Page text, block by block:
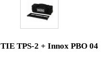
TIE TPS-2 + Innox PBO 04